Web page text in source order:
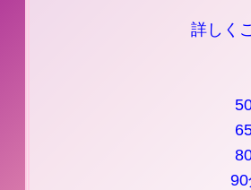
詳しく